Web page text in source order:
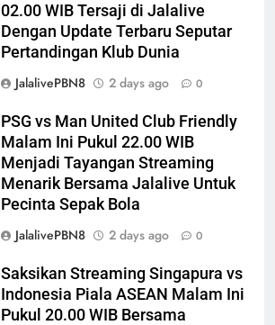
02.00 WIB Tersaji di Jalalive
Dengan Update Terbaru Seputar
Pertandingan Klub Dunia
JalalivePBN8
2 days ago 0
PSG vs Man United Club Friendly
Malam Ini Pukul 22.00 WIB
Menjadi Tayangan Streaming
Menarik Bersama Jalalive Untuk
Pecinta Sepak Bola
JalalivePBN8
2 days ago 0
Saksikan Streaming Singapura vs
Indonesia Piala ASEAN Malam Ini
Pukul 20.00 WIB Bersama